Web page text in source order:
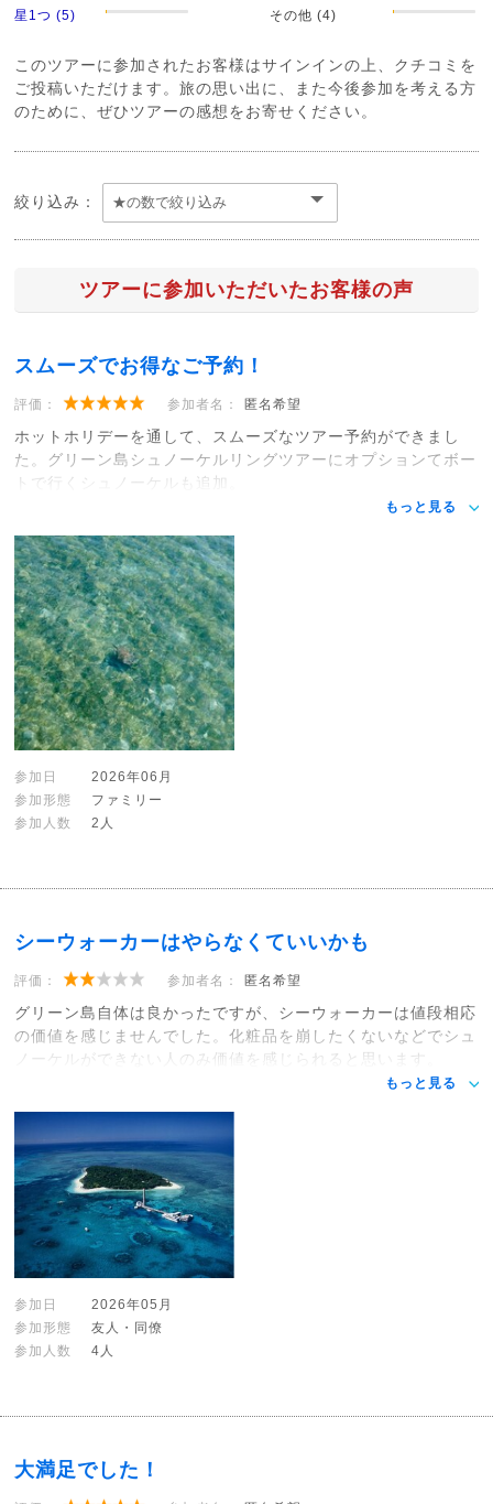
星1つ (5)
その他 (4)
このツアーに参加されたお客様はサインインの上、クチコミを
ご投稿いただけます。旅の思い出に、また今後参加を考える方
のために、ぜひツアーの感想をお寄せください。
絞り込み：
ツアーに参加いただいたお客様の声
スムーズでお得なご予約！
評価： 参加者名： 匿名希望
ホットホリデーを通して、スムーズなツアー予約ができまし
た。グリーン島シュノーケルリングツアーにオプションてボー
トで行くシュノーケルも追加。
もっと見る
参加日
2026年06月
参加形態
ファミリー
参加人数
2人
シーウォーカーはやらなくていいかも
評価： 参加者名： 匿名希望
グリーン島自体は良かったですが、シーウォーカーは値段相応
の価値を感じませんでした。化粧品を崩したくないなどでシュ
ノーケルができない人のみ価値を感じられると思います。
もっと見る
参加日
2026年05月
参加形態
友人・同僚
参加人数
4人
大満足でした！